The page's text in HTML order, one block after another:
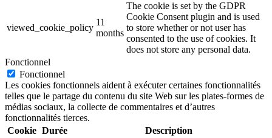
viewed_cookie_policy
11
months
The cookie is set by the GDPR
Cookie Consent plugin and is used
to store whether or not user has
consented to the use of cookies. It
does not store any personal data.
Fonctionnel
Fonctionnel
Les cookies fonctionnels aident à exécuter certaines fonctionnalités
telles que le partage du contenu du site Web sur les plates-formes de
médias sociaux, la collecte de commentaires et d’autres
fonctionnalités tierces.
Cookie Durée Description